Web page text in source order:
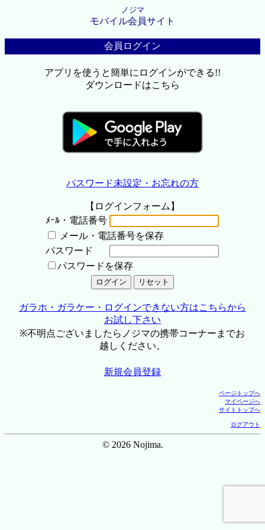
ノジマ
モバイル会員サイト
会員ログイン
アプリを使うと簡単にログインができる!!
ダウンロードはこちら
パスワード未設定・お忘れの方
【ログインフォーム】
ﾒｰﾙ・電話番号
メール・電話番号を保存
パスワード
パスワードを保存
ガラホ・ガラケー・ログインできない方はこちらから
お試し下さい
※不明点ございましたらノジマの携帯コーナーまでお
越しください。
新規会員登録
ページトップへ
マイページへ
サイトトップへ
ログアウト
© 2026 Nojima.